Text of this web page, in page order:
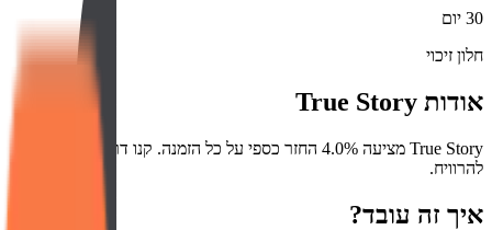
30 יום
חלון זיכוי
אודות True Story
True Story מציעה 4.0% החזר כספי על כל הזמנה. קנו דרכנו והתחילו
להרוויח.
איך זה עובד?